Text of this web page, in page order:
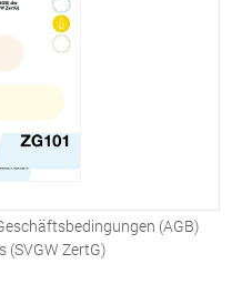
(AGB)
(SVGW ZertG)